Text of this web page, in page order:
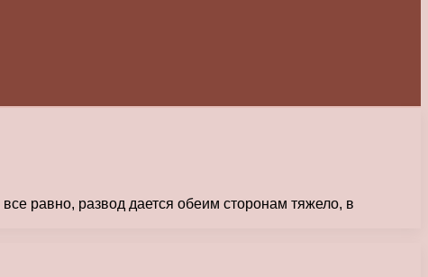
равно, развод дается обеим сторонам тяжело, в